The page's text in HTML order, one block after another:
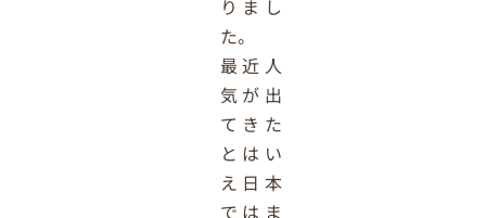
りまし
た。
最近人
気が出
てきた
とはい
え日本
ではま